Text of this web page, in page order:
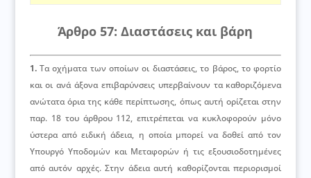
Άρθρο 57: Διαστάσεις και βάρη
1.Τα οχήματα των οποίων οι διαστάσεις, το βάρος, το φορτίο
και οι ανά άξονα επιβαρύνσεις υπερβαίνουν τα καθοριζόμενα
ανώτατα όρια της κάθε περίπτωσης, όπως αυτή ορίζεται στην
παρ. 18 του άρθρου 112, επιτρέπεται να κυκλοφορούν μόνο
ύστερα από ειδική άδεια, η οποία μπορεί να δοθεί από τον
Υπουργό Υποδομών και Μεταφορών ή τις εξουσιοδοτημένες
από αυτόν αρχές. Στην άδεια αυτή καθορίζονται περιορισμοί